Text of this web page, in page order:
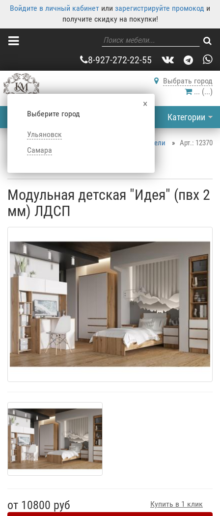
Войдите в личный кабинет или зарегистрируйте промокод и
получите скидку на покупки!
8-927-272-22-55
Выбрать город
×
Выберите город
Ульяновск
Самара
... (...)
Категории
Арт.: 12370
Каталог корпусной мебели
»
Детская
» Наборы в детскую
Модульная детская "Идея" (пвх 2
мм) ЛДСП
Купить в 1 клик
от 10800 руб